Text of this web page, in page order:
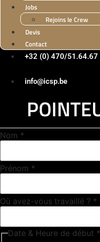
Jobs
Rejoins le Crew
Devis
Contact
+32 (0) 470/51.64.67
info@icsp.be
de de
partis
Nom *
Prénom *
Où avez-vous travaillé ? *
Date & Heure de début *